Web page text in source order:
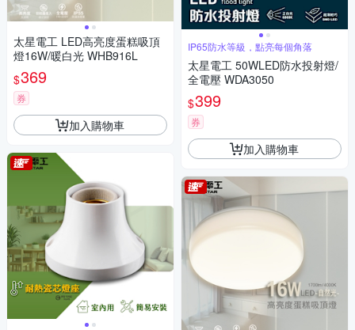
太星電工 LED高亮度蛋糕吸頂
燈16W/暖白光 WHB916L
$369
券
加入購物車
IP65防水等級，點亮每個角落
太星電工 50WLED防水投射燈/
全電壓 WDA3050
$399
券
加入購物車